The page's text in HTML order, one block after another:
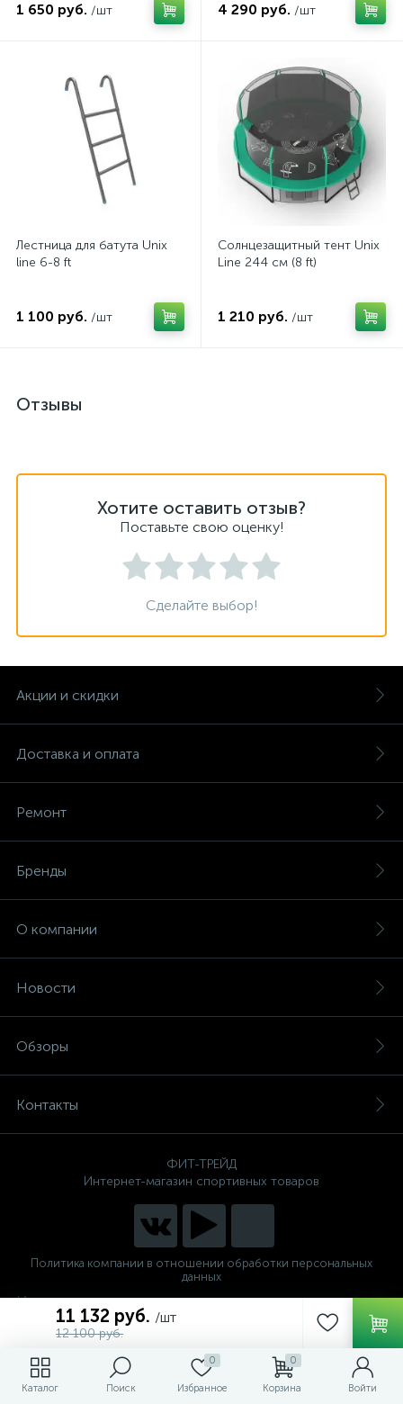
Каталог Поиск
0
Избранное
0
Корзина Войти
11 132 руб. /шт
12 100 руб.
1 650 руб. /шт 4 290 руб. /шт
Лестница для батута Unix
line 6-8 ft
1 100 руб. /шт
Солнцезащитный тент Unix
Line 244 см (8 ft)
1 210 руб. /шт
Отзывы
Хотите оставить отзыв?
Поставьте свою оценку!
Сделайте выбор!
Акции и скидки
Доставка и оплата
Ремонт
Бренды
О компании
Новости
Обзоры
Контакты
ФИТ-ТРЕЙД
Интернет-магазин спортивных товаров
Политика компании в отношении обработки персональных
данных
Интернет магазин спортивных тренажеров для дома и
фитнес клуба по низким ценам